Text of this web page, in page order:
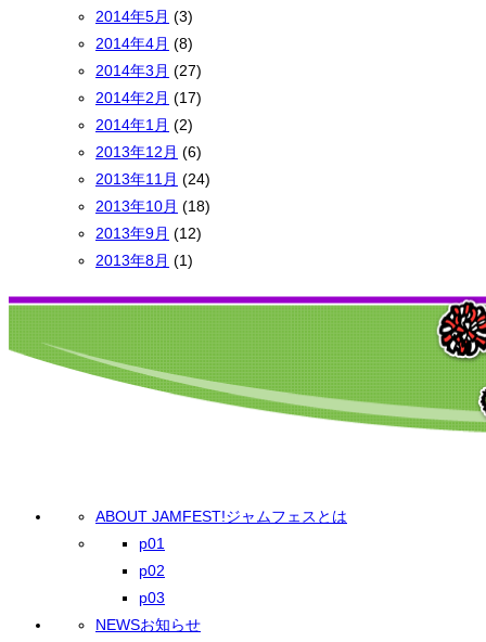
2014年5月 (3)
2014年4月 (8)
2014年3月 (27)
2014年2月 (17)
2014年1月 (2)
2013年12月 (6)
2013年11月 (24)
2013年10月 (18)
2013年9月 (12)
2013年8月 (1)
ABOUT JAMFEST!ジャムフェスとは
p01
p02
p03
NEWSお知らせ